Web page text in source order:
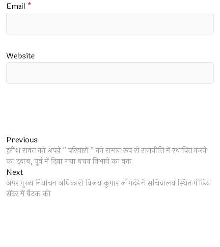
Email *
Website
Post
navigation
Previous
post:
हरीश रावत को अपने ” परिवारों ” को समान रूप से राजनीति में स्थापित करने
का दवाब, पूर्व में दिया गया वचन निभाने का वक्त
NextNext
post:
अपर मुख्य निर्वाचन अधिकारी विजय कुमार जोगदंडे ने सचिवालय स्थित मीडिया
सेंटर में बैठक की